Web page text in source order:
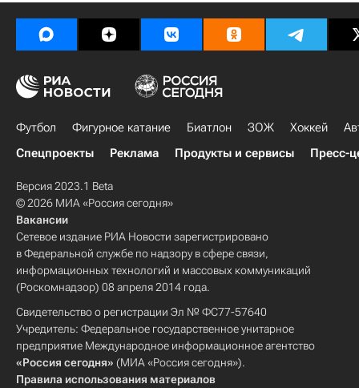
Футбол Фигурное катание Биатлон ЗОЖ Хоккей
Спецпроекты
Реклама Продукты и сервисы Пресс-
Версия 2023.1 Beta
© 2026 МИА «Россия сегодня»
Вакансии
Сетевое издание РИА Новости зарегистрировано
в Федеральной службе по надзору в сфере связи,
информационных технологий и массовых коммуникаций
(Роскомнадзор) 08 апреля 2014 года.
Свидетельство о регистрации Эл № ФС77-57640
Учредитель: Федеральное государственное унитарное
предприятие Международное информационное агентство
«Россия сегодня» (МИА «Россия сегодня»).
Правила использования материалов